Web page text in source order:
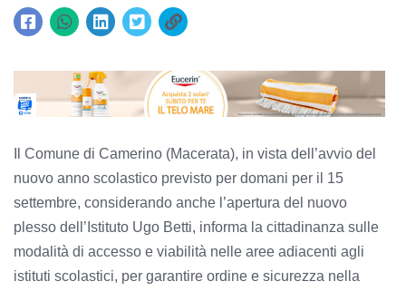
Il Comune di Camerino (Macerata), in vista dell’avvio del
nuovo anno scolastico previsto per domani per il 15
settembre, considerando anche l’apertura del nuovo
plesso dell’Istituto Ugo Betti, informa la cittadinanza sulle
modalità di accesso e viabilità nelle aree adiacenti agli
istituti scolastici, per garantire ordine e sicurezza nella